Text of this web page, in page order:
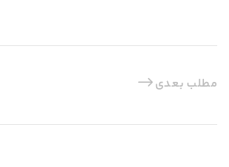
مطلب بعدی